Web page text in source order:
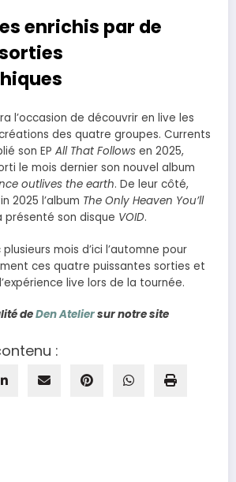
enrichis par de
l’occasion de découvrir en live les
des quatre groupes. Currents
son EP All That Follows en 2025,
le mois dernier son nouvel album
outlives the earth. De leur côté,
2025 l’album The Only Heaven You’ll
présenté son disque VOID.
mois d’ici l’automne pour
ces quatre puissantes sorties et
live lors de la tournée.
deDen Ateliersur notre site
: